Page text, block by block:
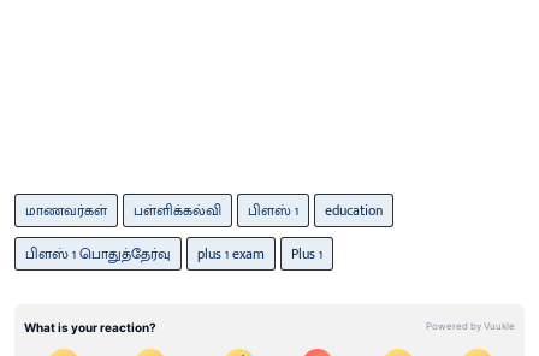
மாணவர்கள் பள்ளிக்கல்வி பிளஸ் 1
education
பிளஸ் 1 பொதுத்தேர்வு
plus 1 exam Plus 1